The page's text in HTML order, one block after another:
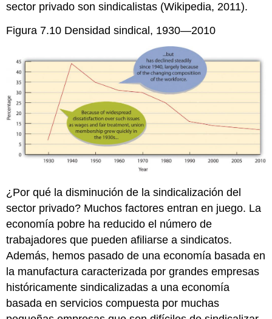
sector privado son sindicalistas (Wikipedia, 2011).
Figura 7.10 Densidad sindical, 1930—2010
¿Por qué la disminución de la sindicalización del
sector privado? Muchos factores entran en juego. La
economía pobre ha reducido el número de
trabajadores que pueden afiliarse a sindicatos.
Además, hemos pasado de una economía basada en
la manufactura caracterizada por grandes empresas
históricamente sindicalizadas a una economía
basada en servicios compuesta por muchas